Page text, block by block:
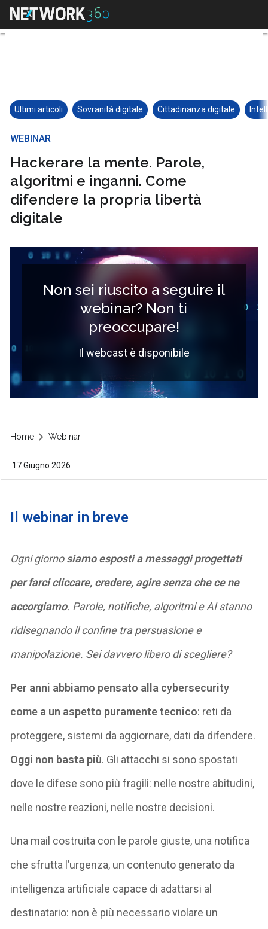
Ultimi articoli Sovranità digitale Cittadinanza digitale
WEBINAR
Hackerare la mente. Parole,
algoritmi e inganni. Come
difendere la propria libertà
digitale
Non sei riuscito a seguire il
webinar? Non ti
preoccupare!
Il webcast è disponibile
Home Webinar
17 Giugno 2026
Il webinar in breve
Ogni giornosiamo esposti a messaggi progettati
per farci cliccare, credere, agire senza che ce ne
accorgiamo. Parole, notifiche, algoritmi e AI stanno
ridisegnando il confine tra persuasione e
manipolazione. Sei davvero libero di scegliere?
Per anni abbiamo pensato alla cybersecurity
come a un aspetto puramente tecnico: reti da
proteggere, sistemi da aggiornare, dati da difendere.
Oggi non basta più. Gli attacchi si sono spostati
dove le difese sono più fragili: nelle nostre abitudini,
nelle nostre reazioni, nelle nostre decisioni.
Una mail costruita con le parole giuste, una notifica
che sfrutta l’urgenza, un contenuto generato da
intelligenza artificiale capace di adattarsi al
destinatario: non è più necessario violare un